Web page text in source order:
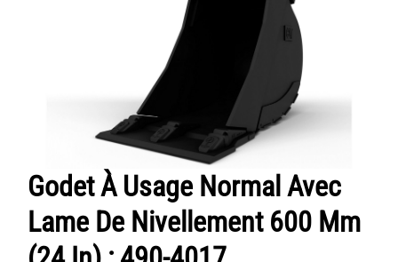
Godet À Usage Normal Avec
Lame De Nivellement 600 Mm